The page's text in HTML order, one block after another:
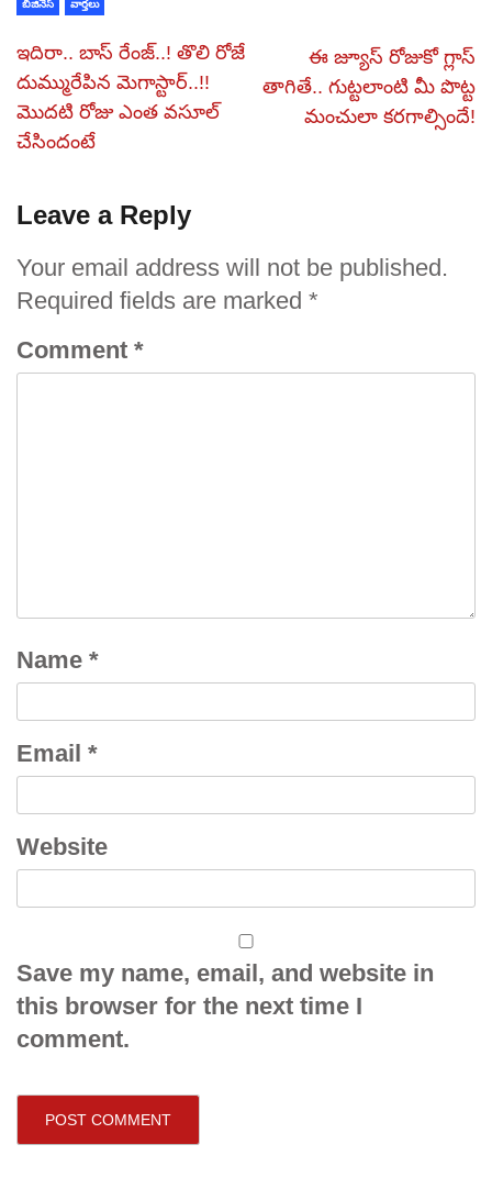
బిజినెస్ వార్తలు
ఇదిరా.. బాస్ రేంజ్..! తొలి రోజే
దుమ్మురేపిన మెగాస్టార్..!!
మొదటి రోజు ఎంత వసూల్
చేసిందంటే
ఈ జ్యూస్‌ రోజుకో గ్లాస్‌
తాగితే.. గుట్టలాంటి మీ పొట్ట
మంచులా కరగాల్సిందే!
Leave a Reply
Your email address will not be published.
Required fields are marked *
Comment *
Name *
Email *
Website
Save my name, email, and website in
this browser for the next time I
comment.